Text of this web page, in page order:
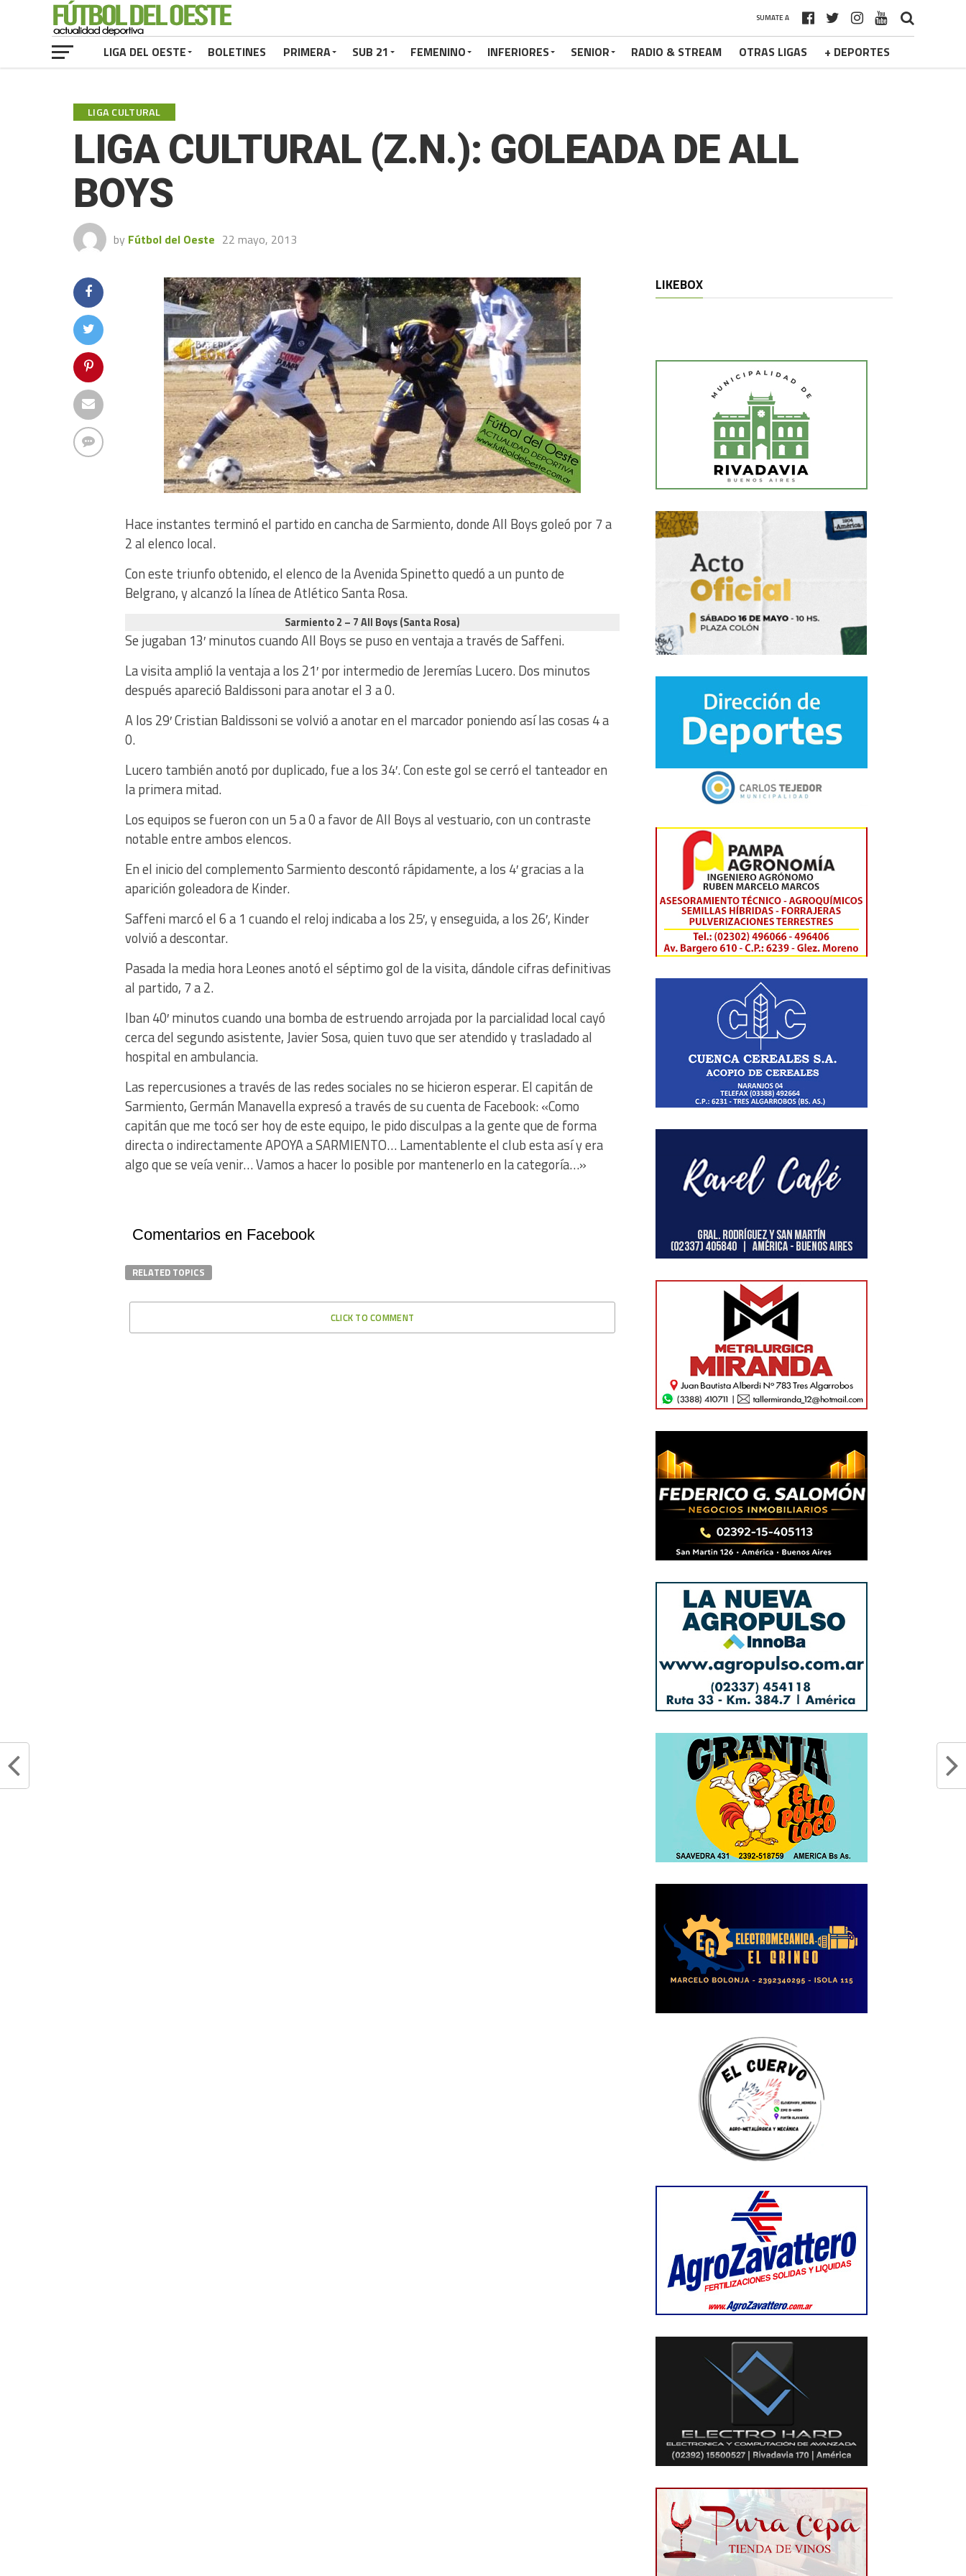
SUMATE A
LIGA DEL OESTE BOLETINES PRIMERA SUB 21 FEMENINO INFERIORES SENIOR RADIO & STREAM OTRAS LIGAS + DEPORTES
LIGA CULTURAL
LIGA CULTURAL (Z.N.): GOLEADA DE ALL
BOYS
by Fútbol del Oeste 22 mayo, 2013
Hace instantes terminó el partido en cancha de Sarmiento, donde All Boys goleó por 7 a
2 al elenco local.
Con este triunfo obtenido, el elenco de la Avenida Spinetto quedó a un punto de
Belgrano, y alcanzó la línea de Atlético Santa Rosa.
Sarmiento 2 – 7 All Boys (Santa Rosa)
Se jugaban 13′ minutos cuando All Boys se puso en ventaja a través de Saffeni.
La visita amplió la ventaja a los 21′ por intermedio de Jeremías Lucero. Dos minutos
después apareció Baldissoni para anotar el 3 a 0.
A los 29′ Cristian Baldissoni se volvió a anotar en el marcador poniendo así las cosas 4 a
0.
Lucero también anotó por duplicado, fue a los 34′. Con este gol se cerró el tanteador en
la primera mitad.
Los equipos se fueron con un 5 a 0 a favor de All Boys al vestuario, con un contraste
notable entre ambos elencos.
En el inicio del complemento Sarmiento descontó rápidamente, a los 4′ gracias a la
aparición goleadora de Kinder.
Saffeni marcó el 6 a 1 cuando el reloj indicaba a los 25′, y enseguida, a los 26′, Kinder
volvió a descontar.
Pasada la media hora Leones anotó el séptimo gol de la visita, dándole cifras definitivas
al partido, 7 a 2.
Iban 40′ minutos cuando una bomba de estruendo arrojada por la parcialidad local cayó
cerca del segundo asistente, Javier Sosa, quien tuvo que ser atendido y trasladado al
hospital en ambulancia.
Las repercusiones a través de las redes sociales no se hicieron esperar. El capitán de
Sarmiento, Germán Manavella expresó a través de su cuenta de Facebook: «Como
capitán que me tocó ser hoy de este equipo, le pido disculpas a la gente que de forma
directa o indirectamente APOYA a SARMIENTO… Lamentablente el club esta así y era
algo que se veía venir… Vamos a hacer lo posible por mantenerlo en la categoría…»
Comentarios en Facebook
RELATED TOPICS
CLICK TO COMMENT
LIKEBOX